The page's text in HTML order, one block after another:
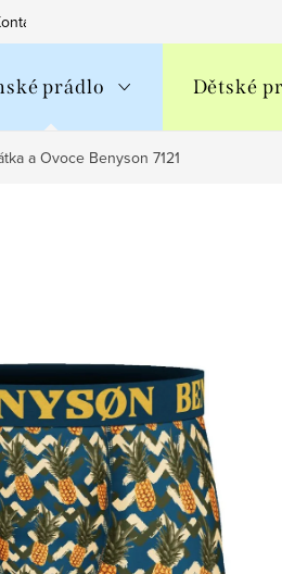
prádlo Dětské
a Ovoce Benyson 7121